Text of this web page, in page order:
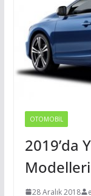
OTOMOBIL
2019’da
Modelleri
28 Aralık 2018